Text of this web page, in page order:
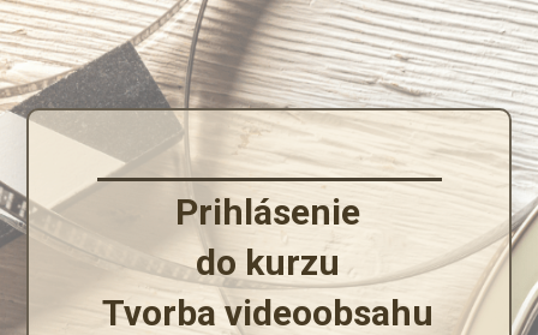
Prihlásenie
do kurzu
Tvorba videoobsahu